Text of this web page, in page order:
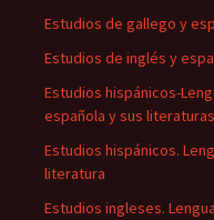
Estudios de gallego y
Estudios de inglés y
Estudios hispánicos-
española y sus literaturas
Estudios hispánicos.
literatura
Estudios ingleses.